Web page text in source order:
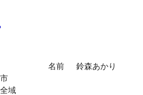
名前 鈴森あかり
市
全域